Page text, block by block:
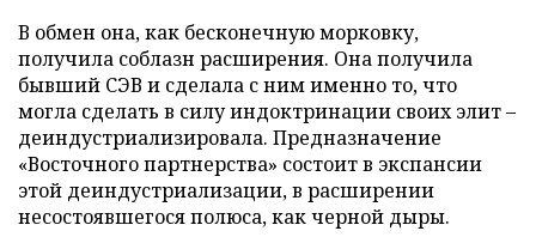
В обмен она, как бесконечную морковку,
получила соблазн расширения. Она получила
бывший СЭВ и сделала с ним именно то, что
могла сделать в силу индоктринации своих элит –
деиндустриализировала. Предназначение
«Восточного партнерства» состоит в экспансии
этой деиндустриализации, в расширении
несостоявшегося полюса, как черной дыры.